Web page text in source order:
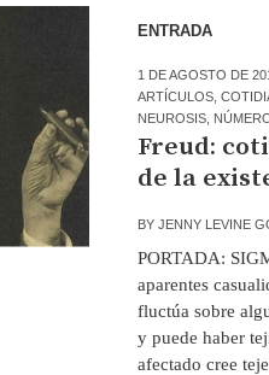
ENTRADA
1 DE AGOSTO DE
ARTÍCULOS,
NEUROSIS,
Freud:
de la
BY JENNY LEVINE
PORTADA:
aparentes
fluctúa sobre
y puede haber
afectado cree